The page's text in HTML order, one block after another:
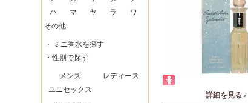
詳細を見る ›
ハ
マ ヤ ラ
ワ
その他
・
ミニ香水を探す
・性別で探す
メンズ
レディース
ユニセックス